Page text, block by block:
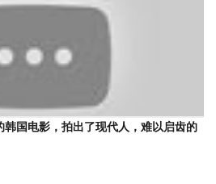
韩国电影，拍出了现代人，难以启齿的